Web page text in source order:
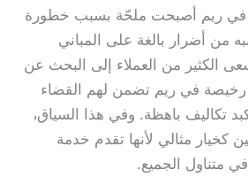
في ريم أصبحت ملحّة بسبب خطورة
من أضرار بالغة على المباني
الكثير من العملاء إلى البحث عن
رخيصة في ريم تضمن لهم القضاء
تكاليف باهظة. وفي هذا السياق،
كخيار مثالي لأنها تقدم خدمة
متناول الجميع.